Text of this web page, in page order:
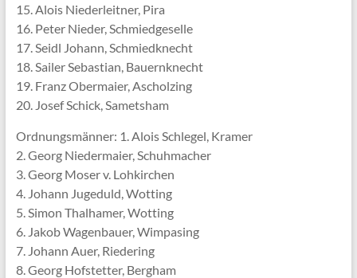
15. Alois Niederleitner, Pira
16. Peter Nieder, Schmiedgeselle
17. Seidl Johann, Schmiedknecht
18. Sailer Sebastian, Bauernknecht
19. Franz Obermaier, Ascholzing
20. Josef Schick, Sametsham
Ordnungsmänner: 1. Alois Schlegel, Kramer
2. Georg Niedermaier, Schuhmacher
3. Georg Moser v. Lohkirchen
4. Johann Jugeduld, Wotting
5. Simon Thalhamer, Wotting
6. Jakob Wagenbauer, Wimpasing
7. Johann Auer, Riedering
8. Georg Hofstetter, Bergham